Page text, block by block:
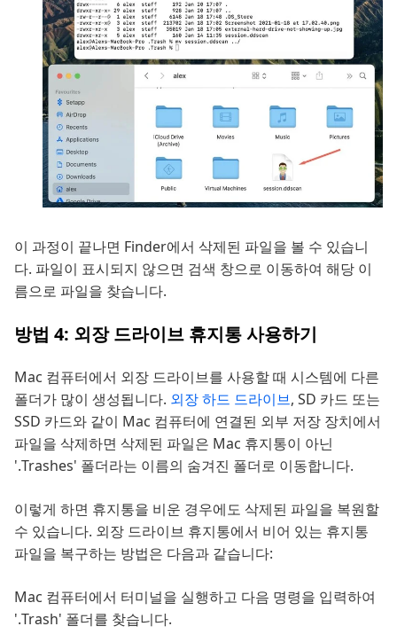
이 과정이 끝나면 Finder에서 삭제된 파일을 볼 수 있습니
다. 파일이 표시되지 않으면 검색 창으로 이동하여 해당 이
름으로 파일을 찾습니다.
방법 4: 외장 드라이브 휴지통 사용하기
Mac 컴퓨터에서 외장 드라이브를 사용할 때 시스템에 다른
폴더가 많이 생성됩니다. 외장 하드 드라이브, SD 카드 또는
SSD 카드와 같이 Mac 컴퓨터에 연결된 외부 저장 장치에서
파일을 삭제하면 삭제된 파일은 Mac 휴지통이 아닌
'.Trashes' 폴더라는 이름의 숨겨진 폴더로 이동합니다.
이렇게 하면 휴지통을 비운 경우에도 삭제된 파일을 복원할
수 있습니다. 외장 드라이브 휴지통에서 비어 있는 휴지통
파일을 복구하는 방법은 다음과 같습니다:
Mac 컴퓨터에서 터미널을 실행하고 다음 명령을 입력하여
'.Trash' 폴더를 찾습니다.